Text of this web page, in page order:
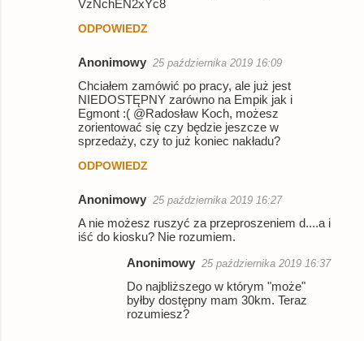
VzNchEN2xYc8
ODPOWIEDZ
Anonimowy 25 października 2019 16:09
Chciałem zamówić po pracy, ale już jest
NIEDOSTĘPNY zarówno na Empik jak i
Egmont :( @Radosław Koch, możesz
zorientować się czy będzie jeszcze w
sprzedaży, czy to już koniec nakładu?
ODPOWIEDZ
Anonimowy 25 października 2019 16:27
A nie możesz ruszyć za przeproszeniem d....a i
iść do kiosku? Nie rozumiem.
Anonimowy 25 października 2019 16:37
Do najbliższego w którym "może"
byłby dostępny mam 30km. Teraz
rozumiesz?